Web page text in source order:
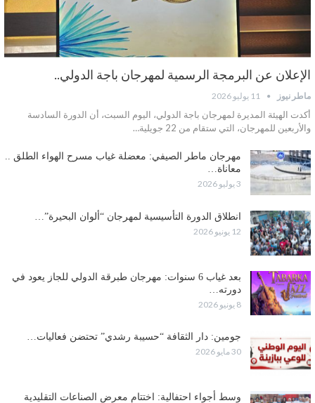
الإعلان عن البرمجة الرسمية لمهرجان باجة الدولي..
ماطر نيوز 11 يوليو 2026
أكدت الهيئة المديرة لمهرجان باجة الدولي، اليوم السبت، أن الدورة السادسة
والأربعين للمهرجان، التي ستقام من 22 جويلية…
مهرجان ماطر الصيفي: معضلة غياب مسرح الهواء الطلق ..
معاناة…
3 يوليو 2026
انطلاق الدورة التأسيسية لمهرجان “ألوان البحيرة”…
12 يونيو 2026
بعد غياب 6 سنوات: مهرجان طبرقة الدولي للجاز يعود في
دورته…
8 يونيو 2026
جومين: دار الثقافة “حسيبة رشدي” تحتضن فعاليات…
30 مايو 2026
وسط أجواء احتفالية: اختتام معرض الصناعات التقليدية